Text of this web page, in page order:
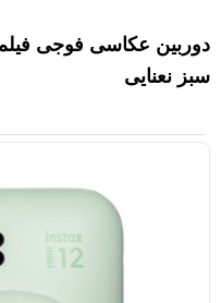
سبز نعنایی